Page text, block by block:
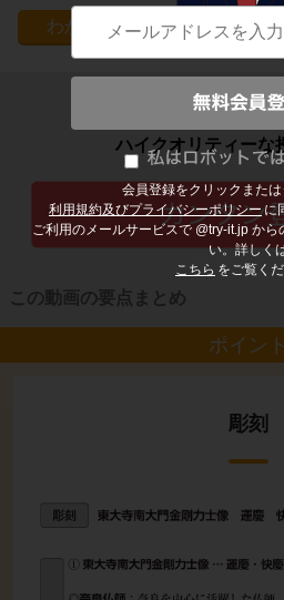
会員登録をクリックまたは
利用規約及びプライバシーポリシー に
ご利用のメールサービスで @try-it.jp か
い。詳しく
こちら をご覧くだ
8
子どもの勉強から大人
ハイクオリティーな
この動画の要点まとめ
ポイント
彫刻